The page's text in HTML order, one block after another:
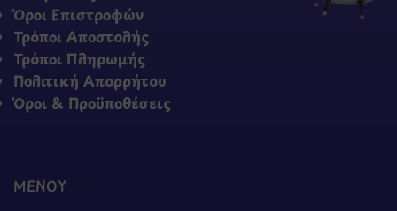
Όροι Επιστροφών
Τρόποι Αποστολής
Τρόποι Πληρωμής
Πολιτική Απορρήτου
Όροι & Προϋποθέσεις
ΜΕΝΟΥ